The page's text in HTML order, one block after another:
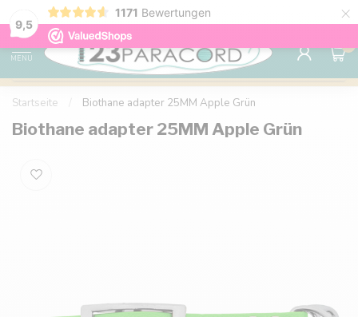
9,5
1171 Bewertungen ×
Kostenlose Lieferung nach Hause ab 150 €
MENU
0
Startseite Biothane adapter 25MM Apple Grün
Biothane adapter 25MM Apple Grün